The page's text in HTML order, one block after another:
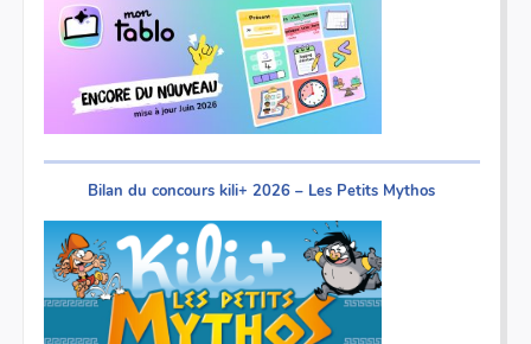
Bilan du concours kili+ 2026 – Les Petits Mythos